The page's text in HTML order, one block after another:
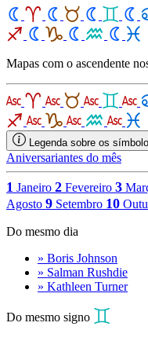
Mapas com o ascendente
Legenda sobre os
Aniversariantes do mês
1 Janeiro 2 Fevereiro 3
Agosto 9 Setembro 10
Do mesmo dia
» Boris Johnson
» Salman Rushdie
» Kathleen Turner
Do mesmo signo